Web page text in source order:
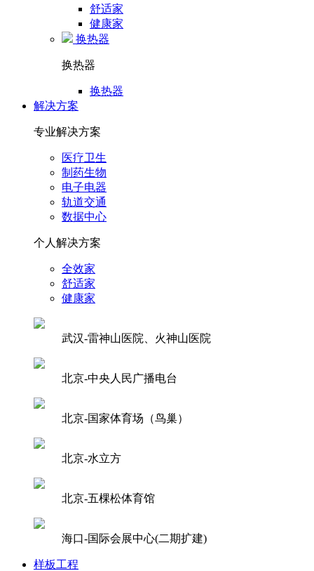
舒适家
健康家
换热器
换热器
换热器
解决方案
专业解决方案
医疗卫生
制药生物
电子电器
轨道交通
数据中心
个人解决方案
全效家
舒适家
健康家
武汉-雷神山医院、火神山医院
北京-中央人民广播电台
北京-国家体育场（鸟巢）
北京-水立方
北京-五棵松体育馆
海口-国际会展中心(二期扩建)
样板工程